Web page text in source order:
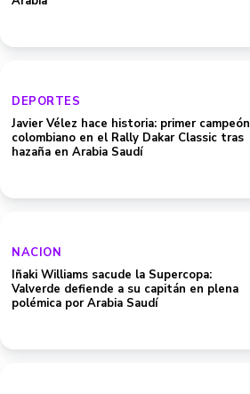
DEPORTES
Javier Vélez hace historia: primer campeón
colombiano en el Rally Dakar Classic tras
hazaña en Arabia Saudí
NACION
Iñaki Williams sacude la Supercopa:
Valverde defiende a su capitán en plena
polémica por Arabia Saudí